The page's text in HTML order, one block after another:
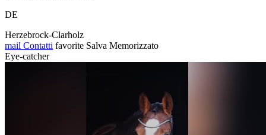
DE
Herzebrock-Clarholz
mail Contatti favorite Salva Memorizzato
Eye-catcher